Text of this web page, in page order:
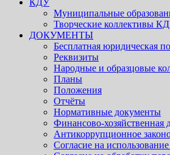
КДУ
Муниципальные
Творческие коллективы
ДОКУМЕНТЫ
Бесплатная юридическая
Реквизиты
Народные и образцовые
Планы
Положения
Отчёты
Нормативные документы
Финансово-хозяйственная
Антикоррупционное
Согласие на